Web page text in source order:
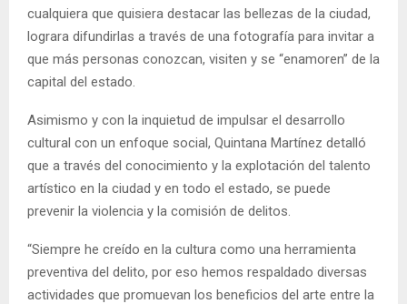
cualquiera que quisiera destacar las bellezas de la ciudad,
lograra difundirlas a través de una fotografía para invitar a
que más personas conozcan, visiten y se “enamoren” de la
capital del estado.
Asimismo y con la inquietud de impulsar el desarrollo
cultural con un enfoque social, Quintana Martínez detalló
que a través del conocimiento y la explotación del talento
artístico en la ciudad y en todo el estado, se puede
prevenir la violencia y la comisión de delitos.
“Siempre he creído en la cultura como una herramienta
preventiva del delito, por eso hemos respaldado diversas
actividades que promuevan los beneficios del arte entre la